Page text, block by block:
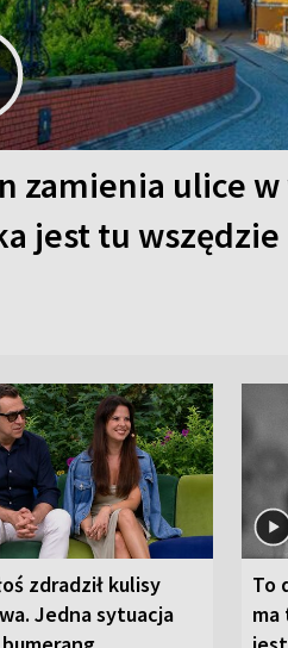
zamienia ulice
jest tu wszędzie
zdradził kulisy
Jedna sytuacja
To
ma